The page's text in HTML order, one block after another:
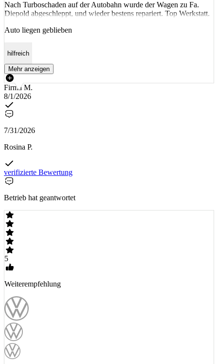
Nach Turboschaden auf der Autobahn wurde der Wagen zu Fa.
Diepold abgeschleppt, und wieder bestens repariert. Top Werkstatt.
Auto liegen geblieben
hilfreich
Mehr anzeigen
Firma M.
8/1/2026
7/31/2026
Rosina P.
verifizierte Bewertung
Betrieb hat geantwortet
5
Weiterempfehlung